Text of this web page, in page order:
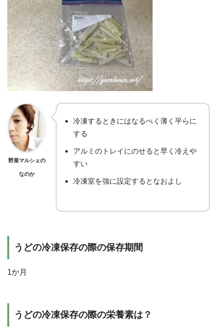
野菜マルシェの
なのか
冷凍するときにはなるべく薄く平らに
する
アルミのトレイにのせると早く冷えや
すい
冷凍室を強に設定するとなおよし
うどの冷凍保存の際の保存期間
1か月
うどの冷凍保存の際の栄養素は？